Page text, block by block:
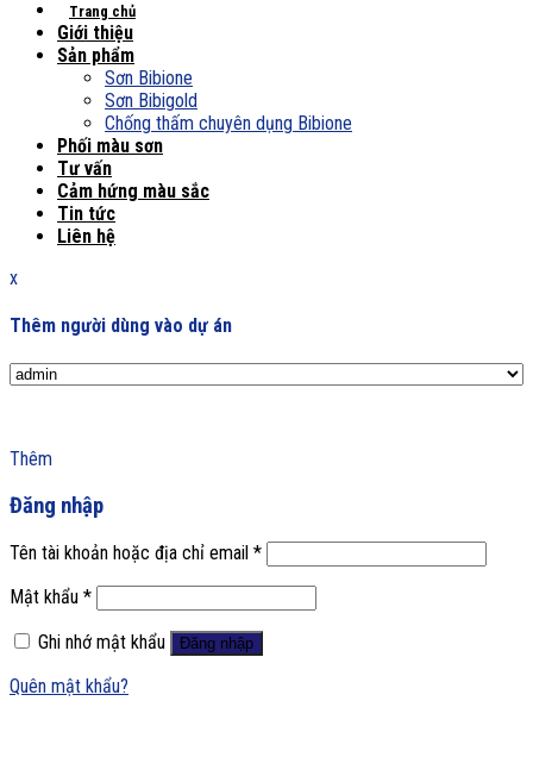
Trang chủ
Giới thiệu
Sản phẩm
Sơn Bibione
Sơn Bibigold
Chống thấm chuyên dụng Bibione
Phối màu sơn
Tư vấn
Cảm hứng màu sắc
Tin tức
Liên hệ
x
Thêm người dùng vào dự án
Thêm
Đăng nhập
Tên tài khoản hoặc địa chỉ email *
Mật khẩu *
Ghi nhớ mật khẩu
Đăng nhập
Quên mật khẩu?